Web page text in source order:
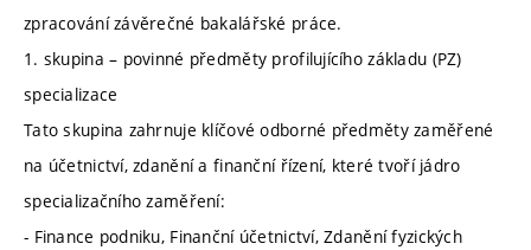
zpracování závěrečné bakalářské práce.
1. skupina – povinné předměty profilujícího základu (PZ)
specializace
Tato skupina zahrnuje klíčové odborné předměty zaměřené
na účetnictví, zdanění a finanční řízení, které tvoří jádro
specializačního zaměření:
- Finance podniku, Finanční účetnictví, Zdanění fyzických